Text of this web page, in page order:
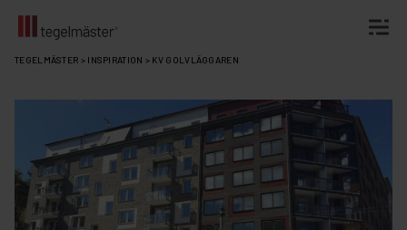
Fortsätt
TEGELMÄSTER > INSPIRATION > KV GOLVLÄGGAREN